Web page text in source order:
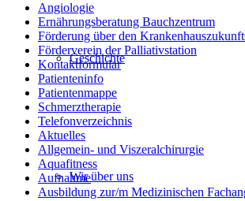
Geschichte
Wir über uns
Angiologie
Ernährungsberatung Bauchzentrum
Förderung über den
Förderverein der Palliativstation
Kontaktformular
Patienteninfo
Patientenmappe
Schmerztherapie
Telefonverzeichnis
Aktuelles
Allgemein- und Viszeralchirurgie
Aquafitness
Aufnahme
Ausbildung zur/m Medizinischen